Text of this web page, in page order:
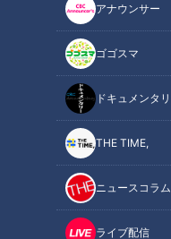
アナウンサー
ゴゴスマ
ドキュメンタ
THE TIME,
ニュースコラム
ライブ配信
この記事を見たあな